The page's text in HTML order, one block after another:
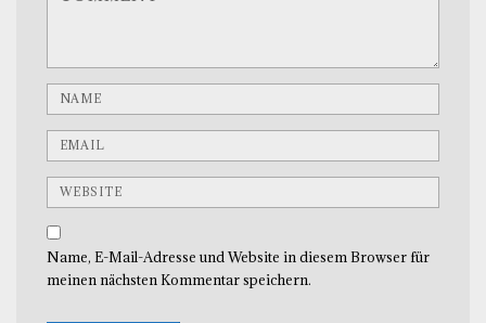
Name
Email
Website
Name, E-Mail-Adresse und Website in diesem Browser für
meinen nächsten Kommentar speichern.